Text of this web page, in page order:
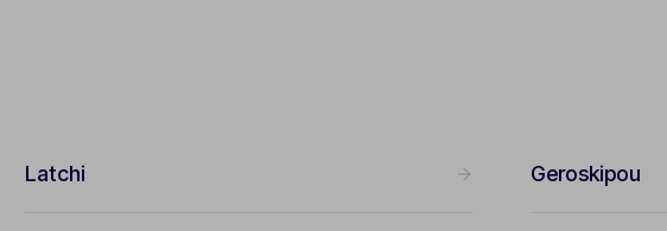
Latchi Geroskipou